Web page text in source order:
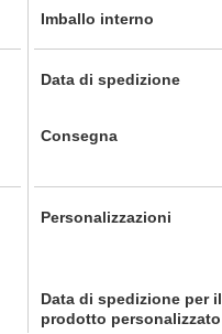
Imballo interno
Data di spedizione
Consegna
Personalizzazioni
Data di spedizione per il
prodotto personalizzato